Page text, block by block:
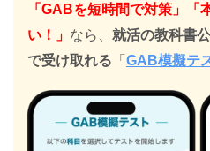
「GABを短時間で対策」「
い！」 なら、 就活の教科書
で受け取れる 「 GAB模擬テ